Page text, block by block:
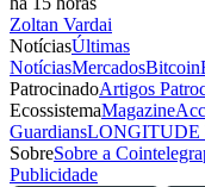
Zoltan Vardai
NotíciasÚltimas
NotíciasMercadosBitcoin
PatrocinadoArtigos
EcossistemaMagazine
GuardiansLONGITUDE
SobreSobre a
Publicidade